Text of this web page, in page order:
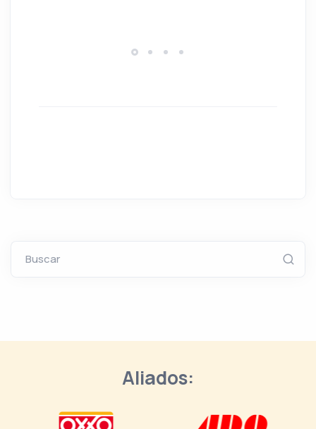
Buscar
Aliados: